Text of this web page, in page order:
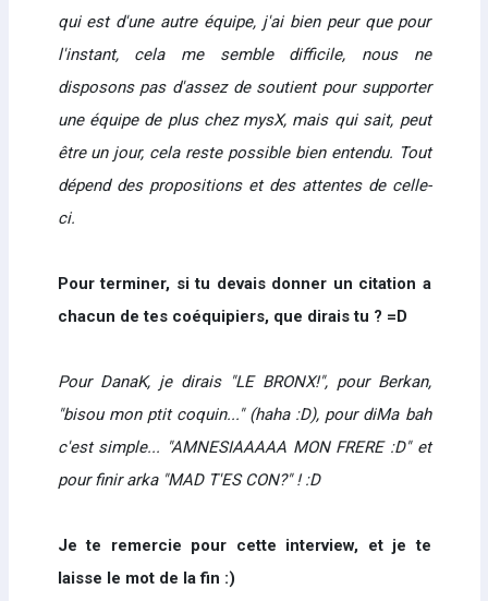
qui est d'une autre équipe, j'ai bien peur que pour
l'instant, cela me semble difficile, nous ne
disposons pas d'assez de soutient pour supporter
une équipe de plus chez mysX, mais qui sait, peut
être un jour, cela reste possible bien entendu. Tout
dépend des propositions et des attentes de celle-
ci.
Pour terminer, si tu devais donner un citation a
chacun de tes coéquipiers, que dirais tu ? =D
Pour DanaK, je dirais "LE BRONX!", pour Berkan,
"bisou mon ptit coquin..." (haha :D), pour diMa bah
c'est simple... "AMNESIAAAAA MON FRERE :D" et
pour finir arka "MAD T'ES CON?" ! :D
Je te remercie pour cette interview, et je te
laisse le mot de la fin :)